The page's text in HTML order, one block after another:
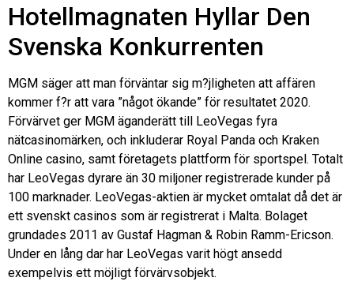
Hotellmagnaten Hyllar Den
Svenska Konkurrenten
MGM säger att man förväntar sig m?jligheten att affären
kommer f?r att vara ”något ökande” för resultatet 2020.
Förvärvet ger MGM äganderätt till LeoVegas fyra
nätcasinomärken, och inkluderar Royal Panda och Kraken
Online casino, samt företagets plattform för sportspel. Totalt
har LeoVegas dyrare än 30 miljoner registrerade kunder på
100 marknader. LeoVegas-aktien är mycket omtalat då det är
ett svenskt casinos som är registrerat i Malta. Bolaget
grundades 2011 av Gustaf Hagman & Robin Ramm-Ericson.
Under en lång dar har LeoVegas varit högt ansedd
exempelvis ett möjligt förvärvsobjekt.